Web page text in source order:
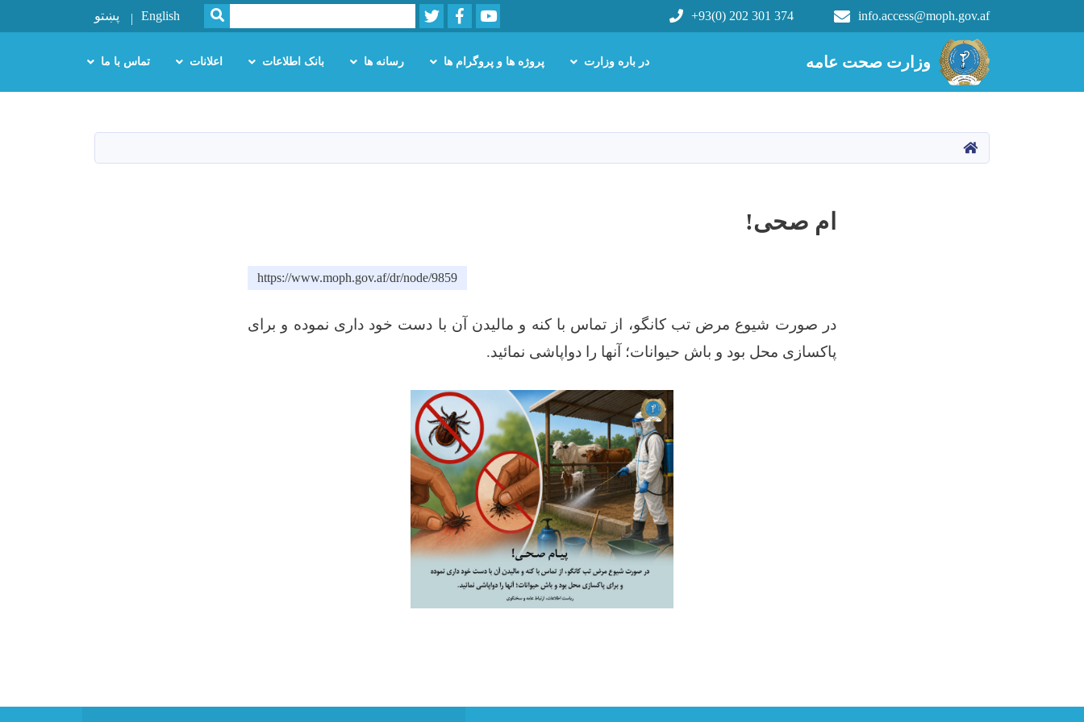
content
وزارت صحت عامه
info.access@moph.gov.af
+93(0) 202 301 374
Youtube
Facebook
Twitter
Search
SEARCH
English پښتو
Main navigation
وزارت صحت عامه در باره وزارت پروژه ها و پروگرام ها رسانه ها بانک اطلاعات اعلانات تماس با ما
HOME
ام صحی!
https://www.moph.gov.af/dr/node/9859
در صورت شيوع مرض تب کانگو، از تماس با کنه و مالیدن آن با دست خود داری نموده و برای
پاکسازی محل بود و باش حیوانات؛ آنها را دواپاشی نمائید.